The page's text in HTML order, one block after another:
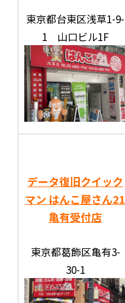
東京都台東区浅草1-9-
1 山口ビル1F
データ復旧クイック
マン はんこ屋さん21
亀有受付店
東京都葛飾区亀有3-
30-1